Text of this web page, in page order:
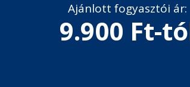
Ajánlott fogyasztói ár:
9.900 Ft-